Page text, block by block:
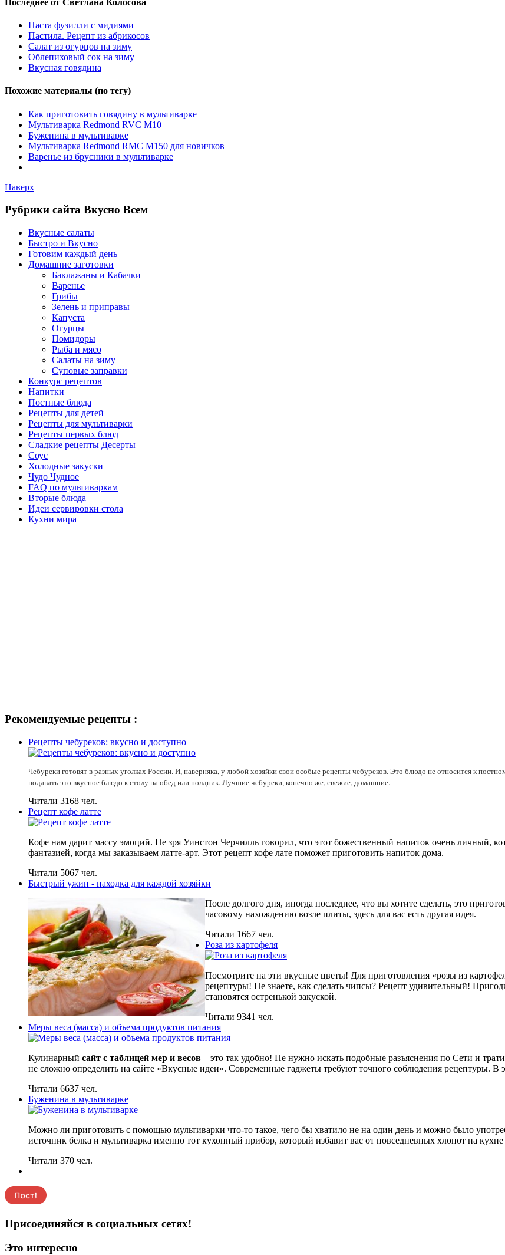
Паста фузилли с мидиями
Пастила. Рецепт из абрикосов
Салат из огурцов на зиму
Облепиховый сок на зиму
Вкусная говядина
Похожие материалы (по тегу)
Как приготовить говядину в мультиварке
Мультиварка Redmond RVC M10
Буженина в мультиварке
Мультиварка Redmond RMC M150 для новичков
Варенье из брусники в мультиварке
Наверх
Рубрики сайта Вкусно Всем
Вкусные салаты
Быстро и Вкусно
Готовим каждый день
Домашние заготовки
Баклажаны и Кабачки
Варенье
Грибы
Зелень и приправы
Капуста
Огурцы
Помидоры
Рыба и мясо
Салаты на зиму
Суповые заправки
Конкурс рецептов
Напитки
Постные блюда
Рецепты для детей
Рецепты для мультиварки
Рецепты первых блюд
Сладкие рецепты Десерты
Соус
Холодные закуски
Чудо Чудное
FAQ по мультиваркам
Вторые блюда
Идеи сервировки стола
Кухни мира
Рекомендуемые рецепты :
Рецепты чебуреков: вкусно и доступно
Чебуреки готовят в разных уголках России. И, наверняка, у любой хозяйки свои особые рецепты чебуреков. Это блюдо не относится к
подавать это вкусное блюдо к столу на обед или полдник. Лучшие чебуреки, конечно же, свежие, домашние.
Читали 3168 чел.
Рецепт кофе латте
Кофе нам дарит массу эмоций. Не зря Уинстон Черчилль говорил, что этот божественный напиток очень личный,
фантазией, когда мы заказываем латте-арт. Этот рецепт кофе лате поможет приготовить напиток дома.
Читали 5067 чел.
Быстрый ужин - находка для каждой хозяйки
После долгого дня, иногда последнее, что вы хотите сделать, это
часовому нахождению возле плиты, здесь для вас есть другая идея.
Читали 1667 чел.
Роза из картофеля
Посмотрите на эти вкусные цветы! Для приготовления «розы из
рецептуры! Не знаете, как сделать чипсы? Рецепт удивительный!
становятся остренькой закуской.
Читали 9341 чел.
Меры веса (масса) и объема продуктов питания
Кулинарный сайт с таблицей мер и весов – это так удобно! Не нужно искать подобные разъяснения по Сети и
не сложно определить на сайте «Вкусные идеи». Современные гаджеты требуют точного соблюдения рецептуры. В
Читали 6637 чел.
Буженина в мультиварке
Можно ли приготовить с помощью мультиварки что-то такое, чего бы хватило не на один день и можно было
источник белка и мультиварка именно тот кухонный прибор, который избавит вас от повседневных хлопот на
Читали 370 чел.
Присоединяйся в социальных сетях!
Это интересно